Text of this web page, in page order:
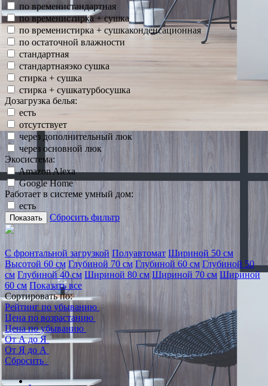
по временистандартная
по временистирка + сушка
по временистирка + сушкаконденсационная
по остаточной влажности
стандартная
стандартнаяэко сушка
стирка + сушка
стирка + сушкатурбосушка
Дозагрузка белья:
есть
отсутствует
через дополнительный люк
через основной люк
Экосистема:
Amazon Alexa
Google Home
Работает в системе умный дом:
есть
Показать Сбросить фильтр
С фронтальной загрузкой Полуавтомат Шириной 50 см
Высотой 60 см Глубиной 70 см Глубиной 60 см Глубиной 50
см Глубиной 40 см Шириной 80 см Шириной 70 см Шириной
60 см Показать все
Сортировать по:
Рейтинг по убыванию
Цена по возрастанию
Цена по убыванию
От А до Я
От Я до А
Сбросить